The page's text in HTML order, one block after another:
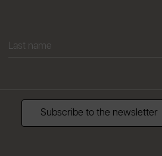
Subscribe to the newsletter